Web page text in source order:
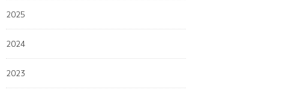
2025
2024
2023